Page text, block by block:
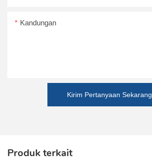
Kandungan
Kirim Pertanyaan Sekarang
Produk terkait